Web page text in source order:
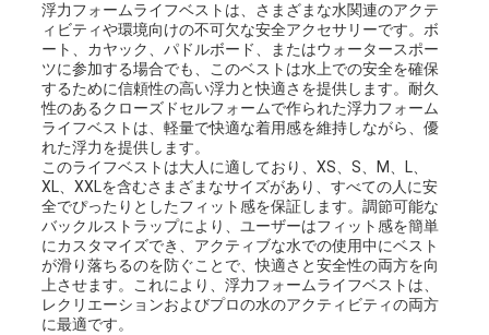
浮力フォームライフベストは、さまざまな水関連のアクテ
ィビティや環境向けの不可欠な安全アクセサリーです。ボ
ート、カヤック、パドルボード、またはウォータースポー
ツに参加する場合でも、このベストは水上での安全を確保
するために信頼性の高い浮力と快適さを提供します。耐久
性のあるクローズドセルフォームで作られた浮力フォーム
ライフベストは、軽量で快適な着用感を維持しながら、優
れた浮力を提供します。
このライフベストは大人に適しており、XS、S、M、L、
XL、XXLを含むさまざまなサイズがあり、すべての人に安
全でぴったりとしたフィット感を保証します。調節可能な
バックルストラップにより、ユーザーはフィット感を簡単
にカスタマイズでき、アクティブな水での使用中にベスト
が滑り落ちるのを防ぐことで、快適さと安全性の両方を向
上させます。これにより、浮力フォームライフベストは、
レクリエーションおよびプロの水のアクティビティの両方
に最適です。